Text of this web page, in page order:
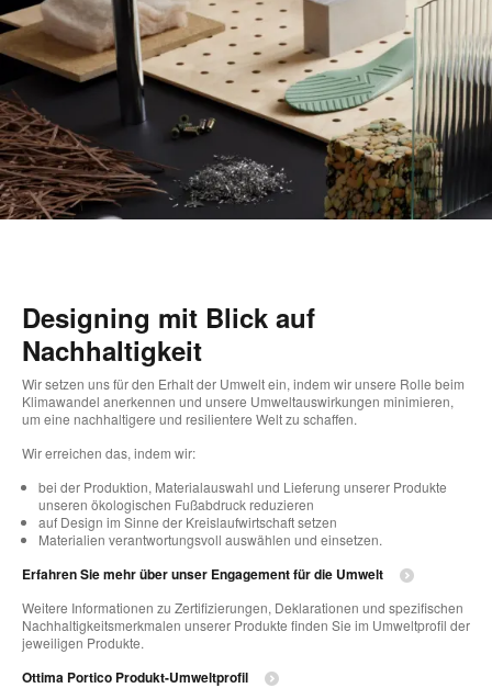
Designing mit Blick auf
Nachhaltigkeit
Wir setzen uns für den Erhalt der Umwelt ein, indem wir unsere Rolle beim
Klimawandel anerkennen und unsere Umweltauswirkungen minimieren,
um eine nachhaltigere und resilientere Welt zu schaffen.
Wir erreichen das, indem wir:
bei der Produktion, Materialauswahl und Lieferung unserer Produkte
unseren ökologischen Fußabdruck reduzieren
auf Design im Sinne der Kreislaufwirtschaft setzen
Materialien verantwortungsvoll auswählen und einsetzen.
Erfahren Sie mehr über unser Engagement für die Umwelt
Weitere Informationen zu Zertifizierungen, Deklarationen und spezifischen
Nachhaltigkeitsmerkmalen unserer Produkte finden Sie im Umweltprofil der
jeweiligen Produkte.
Ottima Portico Produkt-Umweltprofil